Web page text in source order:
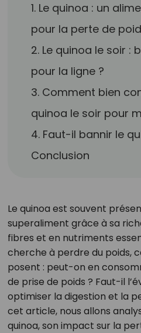
1. Le quinoa : un
pour la perte de
2. Le quinoa le soir :
pour la ligne ?
3. Comment bien
quinoa le soir pour
4. Faut-il bannir le
Conclusion
Le quinoa est souvent
superaliment grâce à sa
fibres et en nutriments
cherche à perdre du poids,
posent : peut-on en
de prise de poids ? Faut-il
optimiser la digestion et la
cet article, nous allons
quinoa, son impact sur la